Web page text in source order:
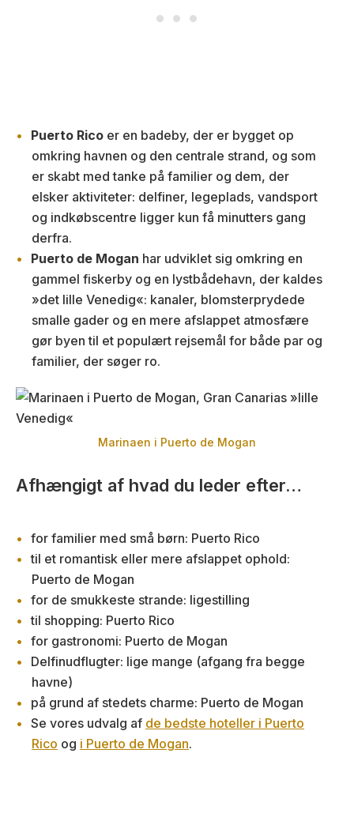
Puerto Rico er en badeby, der er bygget op
omkring havnen og den centrale strand, og som
er skabt med tanke på familier og dem, der
elsker aktiviteter: delfiner, legeplads, vandsport
og indkøbscentre ligger kun få minutters gang
derfra.
Puerto de Mogan har udviklet sig omkring en
gammel fiskerby og en lystbådehavn, der kaldes
»det lille Venedig«: kanaler, blomsterprydede
smalle gader og en mere afslappet atmosfære
gør byen til et populært rejsemål for både par og
familier, der søger ro.
Marinaen i Puerto de Mogan
Afhængigt af hvad du leder efter…
for familier med små børn: Puerto Rico
til et romantisk eller mere afslappet ophold:
Puerto de Mogan
for de smukkeste strande: ligestilling
til shopping: Puerto Rico
for gastronomi: Puerto de Mogan
Delfinudflugter: lige mange (afgang fra begge
havne)
på grund af stedets charme: Puerto de Mogan
Se vores udvalg af de bedste hoteller i Puerto
Rico og i Puerto de Mogan.